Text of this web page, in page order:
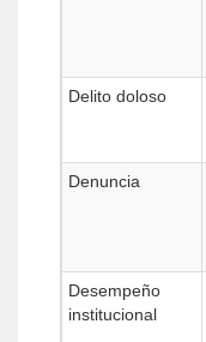
Delito doloso
Denuncia
Desempeño
institucional